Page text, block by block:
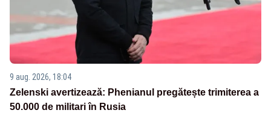
9 aug. 2026, 18:04
Zelenski avertizează: Phenianul pregătește trimiterea a
50.000 de militari în Rusia